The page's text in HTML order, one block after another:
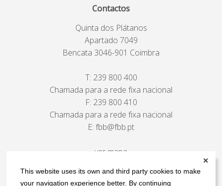
This website uses its own and third party cookies to make
your navigation experience better. By continuing
✕
Contactos
Quinta dos Plátanos
Apartado 7049
Bencata 3046-901 Coimbra
T: 239 800 400
Chamada para a rede fixa nacional
F: 239 800 410
Chamada para a rede fixa nacional
E: fbb@fbb.pt
ver mapa